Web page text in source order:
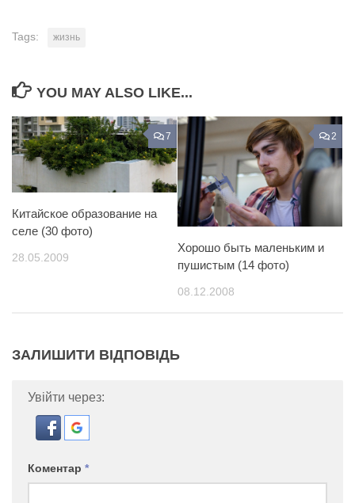
Tags: жизнь
YOU MAY ALSO LIKE...
7
Китайское образование на
селе (30 фото)
28.05.2009
2
Хорошо быть маленьким и
пушистым (14 фото)
08.12.2008
ЗАЛИШИТИ ВІДПОВІДЬ
Увійти через:
Коментар *